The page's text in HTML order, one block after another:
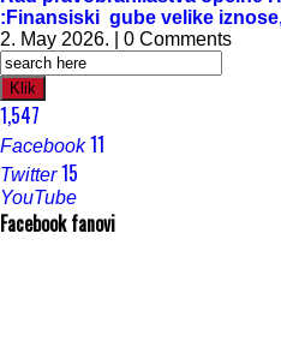
:Finansiski gube velike
2. May 2026. | 0 Comments
Klik
1,547
Facebook 11
Twitter 15
YouTube
Facebook fanovi